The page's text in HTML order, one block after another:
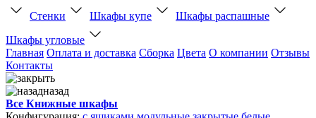
Стенки Шкафы купе
Шкафы распашные
Шкафы угловые
Главная Оплата и доставка Сборка Цвета О компании Отзывы
Контакты
назад
Все Книжные шкафы